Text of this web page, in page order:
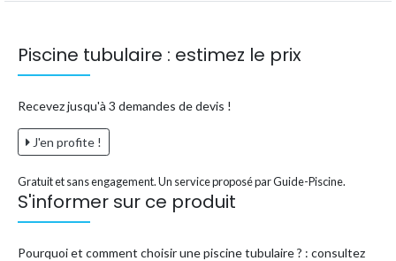
Piscine tubulaire : estimez le prix
Recevez jusqu'à 3 demandes de devis !
J'en profite !
Gratuit et sans engagement. Un service proposé par Guide-Piscine.
S'informer sur ce produit
Pourquoi et comment choisir une piscine tubulaire ? : consultez